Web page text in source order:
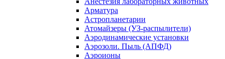
Арматура
Астропланетарии
Атомайзеры (УЗ-распылители)
Аэродинамические установки
Аэрозоли. Пыль (АПФД)
Аэроионы